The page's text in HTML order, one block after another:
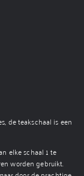
de teakschaal is een
elke schaal 1 te
worden gebruikt.